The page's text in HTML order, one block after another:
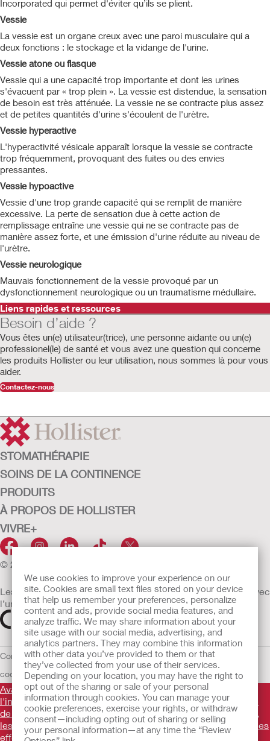
We use cookies to improve your experience on our
site. Cookies are small text files stored on your device
that help us remember your preferences, personalize
content and ads, provide social media features, and
analyze traffic. We may share information about your
site usage with our social media, advertising, and
analytics partners. They may combine this information
with other data you’ve provided to them or that
they’ve collected from your use of their services.
Depending on your location, you may have the right to
opt out of the sharing or sale of your personal
information through cookies. You can manage your
cookie preferences, exercise your rights, or withdraw
consent—including opting out of sharing or selling
your personal information—at any time the “Review
Incorporated qui permet d'éviter qu’ils se plient.
Vessie
La vessie est un organe creux avec une paroi musculaire qui a
deux fonctions : le stockage et la vidange de l'urine.
Vessie atone ou flasque
Vessie qui a une capacité trop importante et dont les urines
s'évacuent par « trop plein ». La vessie est distendue, la sensation
de besoin est très atténuée. La vessie ne se contracte plus assez
et de petites quantités d'urine s'écoulent de l'urètre.
Vessie hyperactive
L'hyperactivité vésicale apparaît lorsque la vessie se contracte
trop fréquemment, provoquant des fuites ou des envies
pressantes.
Vessie hypoactive
Vessie d'une trop grande capacité qui se remplit de manière
excessive. La perte de sensation due à cette action de
remplissage entraîne une vessie qui ne se contracte pas de
manière assez forte, et une émission d'urine réduite au niveau de
l'urètre.
Vessie neurologique
Mauvais fonctionnement de la vessie provoqué par un
dysfonctionnement neurologique ou un traumatisme médullaire.
Liens rapides et ressources
Besoin d’aide ?
Vous êtes un(e) utilisateur(trice), une personne aidante ou un(e)
professionel(le) de santé et vous avez une question qui concerne
les produits Hollister ou leur utilisation, nous sommes là pour vous
aider.
Contactez-nous
STOMATHÉRAPIE
SOINS DE LA CONTINENCE
PRODUITS
À PROPOS DE HOLLISTER
VIVRE+
© 2026 Hollister Incorporated
Les dispositifs médicaux vendus dans l’UE sont marqués avec
l’un des symboles suivants selon le besoin
Conditions d'utilisation Politique de confidentialité Utilisation des
cookiesUE Avis au DénonciateurConditions générales de vente
Avant d'utiliser les produits mentionnés, veuillez lire
l'intégralité des consignes d'utilisation fournies sur la notice
de chaque produit pour connaître l'indication, la description,
les contre-indications, les avertissements, les précautions, les
effets indésirables et le mode d'emploi du dispositif.